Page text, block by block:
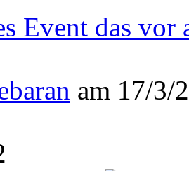
Event das
am 17/3/